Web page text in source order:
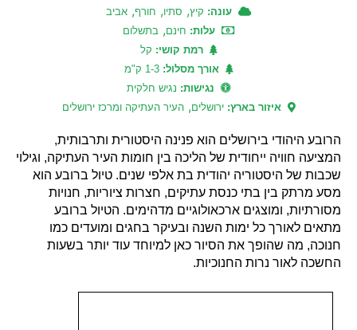
עונה: קיץ, סתיו, חורף, אביב
עלות: חינם, בתשלום
רמת קושי: קל
אורך מסלול:1-3 ק"מ
נגישות: נגיש חלקית
איזור בארץ:ירושלים, העיר העתיקה ומרכז ירושלים
הרובע היהודי בירושלים הוא פנינה היסטורית ותרבותית,
המציעה חוויה ייחודית של הליכה בין חומות העיר העתיקה, וגילוי
שכבות של היסטוריה יהודית בת אלפי שנים. טיול ברובע הוא
מסע מרתק בין בתי כנסת עתיקים, חצרות ציוריות, חנויות
מסורתיות, ומוצגים ארכאולוגיים מדהימים. הטיול ברובע
מתאים לאורך כל ימות השנה ובעיקר בחגים ומועדים כמו
חנוכה, מה שהופך את הסיור כאן למיוחד עוד יותר בשעות
החשכה לאור נרות החנוכיות.